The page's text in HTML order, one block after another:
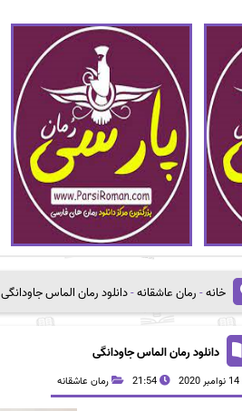
خانه-رمان عاشقانه-دانلود رمان الماس جاودانگی
دانلود رمان الماس جاودانگی
14 نوامبر 2020 21:54 رمان عاشقانه